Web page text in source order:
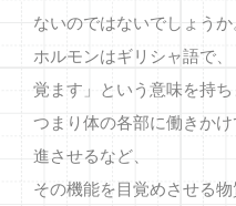
ないのではないでしょうか
ホルモンはギリシャ語で
覚ます」という意味を持ち
つまり体の各部に働きか
進させるなど、
その機能を目覚めさせる